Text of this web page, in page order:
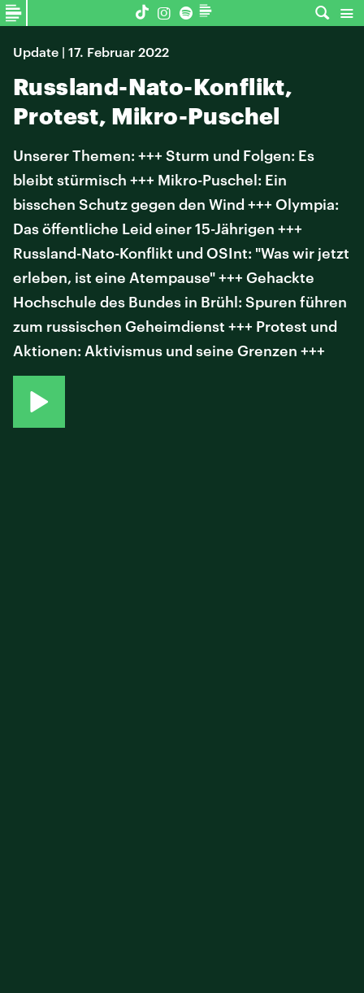
Update | 17. Februar 2022
Russland-Nato-Konflikt,
Protest, Mikro-Puschel
Unserer Themen: +++ Sturm und Folgen: Es
bleibt stürmisch +++ Mikro-Puschel: Ein
bisschen Schutz gegen den Wind +++ Olympia:
Das öffentliche Leid einer 15-Jährigen +++
Russland-Nato-Konflikt und OSInt: "Was wir jetzt
erleben, ist eine Atempause" +++ Gehackte
Hochschule des Bundes in Brühl: Spuren führen
zum russischen Geheimdienst +++ Protest und
Aktionen: Aktivismus und seine Grenzen +++